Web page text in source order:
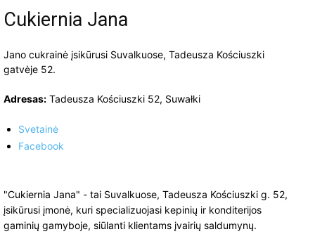
Cukiernia Jana
Jano cukrainė įsikūrusi Suvalkuose, Tadeusza Kościuszki
gatvėje 52.
Adresas: Tadeusza Kościuszki 52, Suwałki
Svetainė
Facebook
"Cukiernia Jana" - tai Suvalkuose, Tadeusza Kościuszki g. 52,
įsikūrusi įmonė, kuri specializuojasi kepinių ir konditerijos
gaminių gamyboje, siūlanti klientams įvairių saldumynų.